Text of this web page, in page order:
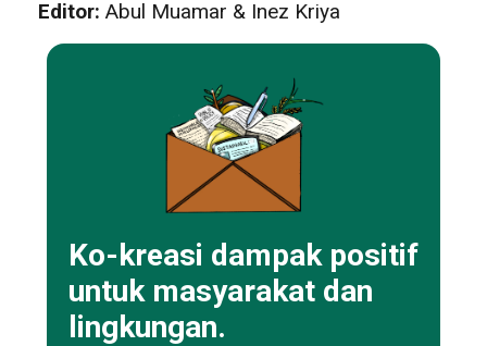
Editor: Abul Muamar & Inez Kriya
Ko-kreasi dampak positif
untuk masyarakat dan
lingkungan.